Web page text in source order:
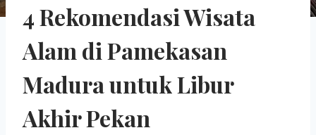
4 Rekomendasi Wisata
Alam di Pamekasan
Madura untuk Libur
Akhir Pekan